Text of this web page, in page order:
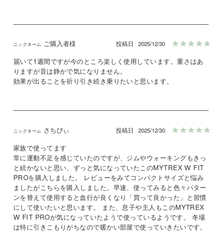
ご購入者様 投稿日 2025/12/30
届いて1週間ですが今のところ楽しく使用しています。重さはあ
りますが音は静かで気になりません。
効果が出ることを祈り引き続き乗りたいと思います。
さちぴぃ 投稿日 2025/12/30
家族で使ってます
常に運動不足を感じていたのですが、ジムやウォーキングもきっ
と続かないと思い、ずっと気になっていたこのMYTREX W FIT
PROを購入しました。 レビューをみてコンパクトサイズと悩み
ましたがこちらを購入しました。早速、使ってみると色々パター
ンを替えて使用すると血行が良くなり「買って良かった」と習慣
にして使いたいと思います。 また、息子や主人もこのMYTREX
W FIT PROが気になっていたようで使っているようです。 冬場
は特に引きこもりがちなので暖かい部屋で使っていきたいです。